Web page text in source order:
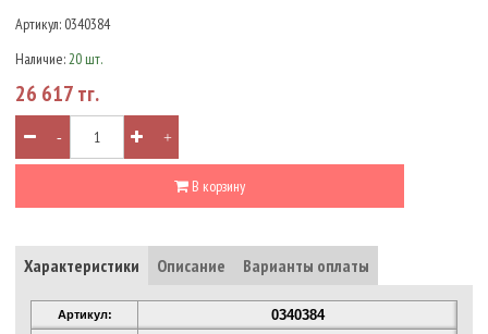
Артикул: 0340384
Наличие: 20 шт.
26 617 тг.
- +
В корзину
Характеристики Описание Варианты оплаты
Артикул: 0340384